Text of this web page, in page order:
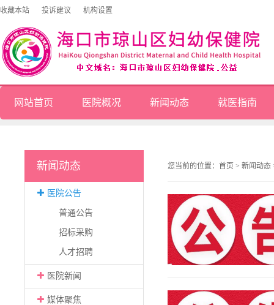
收藏本站 投诉建议 机构设置
网站首页 医院概况 新闻动态 就医指南
新闻动态
医院公告
普通公告
招标采购
人才招聘
医院新闻
媒体聚焦
您当前的位置： 首页 > 新闻动态